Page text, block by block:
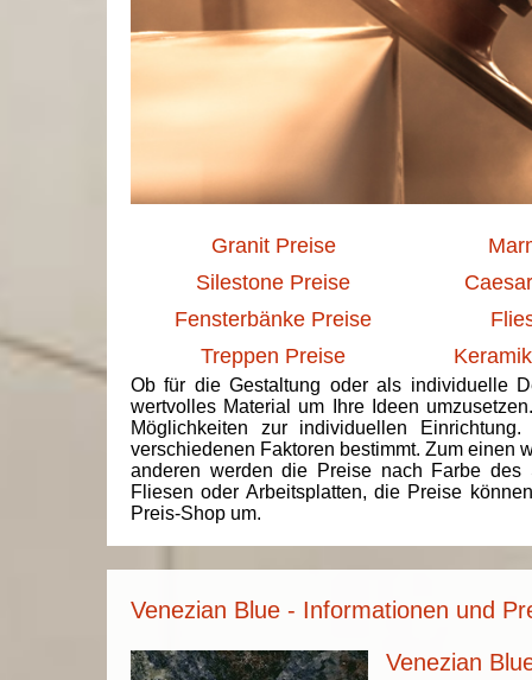
Granit Preise
Silestone Preise
Fensterbänke Preise
Treppen Preise
Ob für die Gestaltung oder als individuelle
wertvolles Material um Ihre Ideen
Möglichkeiten zur individuellen
verschiedenen Faktoren bestimmt. Zum einen
anderen werden die Preise nach Farbe des
Fliesen oder Arbeitsplatten, die Preise
Preis-Shop um.
Venezian Blue - Informationen und
Venezian